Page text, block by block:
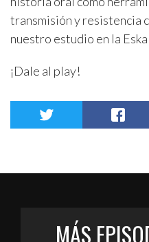
transmisión y resistencia
nuestro estudio en la
​¡Dale al play!
MÁS